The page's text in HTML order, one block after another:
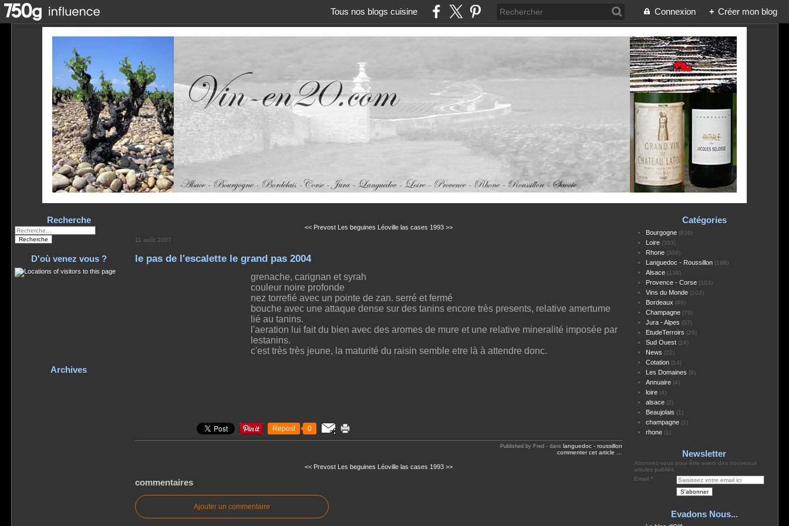
Tous nos blogs cuisine Connexion + Créer mon blog
Recherche
D'où venez vous ?
Archives
<< Prevost Les beguines Léoville las cases 1993 >>
11 août 2007
le pas de l'escalette le grand pas 2004
grenache, carignan et syrah
couleur noire profonde
nez torrefié avec un pointe de zan. serré et fermé
bouche avec une attaque dense sur des tanins encore très presents, relative amertume
lié au tanins.
l'aeration lui fait du bien avec des aromes de mure et une relative mineralité imposée par
lestanins.
c'est très très jeune, la maturité du raisin semble etre là à attendre donc.
Repost 0
Published by Fred -dans languedoc - roussillon
commenter cet article
<< Prevost Les beguines Léoville las cases 1993 >>
commentaires
Ajouter un commentaire
Catégories
Bourgogne(836)
Loire(393)
Rhone(306)
Languedoc - Roussillon(188)
Alsace(139)
Provence - Corse(103)
Vins du Monde(102)
Bordeaux (96)
Champagne(79)
Jura - Alpes (57)
EtudeTerroirs (29)
Sud Ouest(24)
News (22)
Cotation(14)
Les Domaines (9)
Annuaire(4)
loire(4)
alsace(2)
Beaujolais (1)
champagne(1)
rhone(1)
Newsletter
Abonnez-vous pour être averti des nouveaux
articles publiés.
Email
Evadons Nous...